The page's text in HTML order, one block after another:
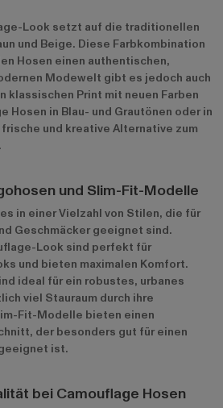
Look setzt auf die traditionellen
und Beige. Diese Farbkombination
Hosen einen authentischen,
Modewelt gibt es jedoch auch
klassischen Print mit neuen Farben
Hosen in Blau- und Grautönen oder in
und kreative Alternative zum
und Slim-Fit-Modelle
in einer Vielzahl von Stilen, die für
Geschmäcker geeignet sind.
Look sind perfekt für
und bieten maximalen Komfort.
ideal für ein robustes, urbanes
viel Stauraum durch ihre
Fit-Modelle bieten einen
der besonders gut für einen
ist.
bei Camouflage Hosen